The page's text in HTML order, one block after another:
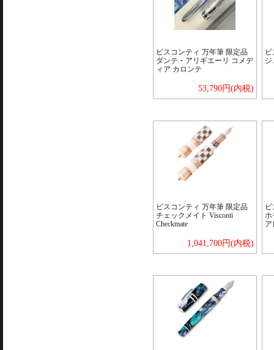
ビスコンティ 万年筆 限定品
ダンテ・アリギエーリ コメデ
ィア カロンテ
53,790円(内税)
ジ
ビスコンティ 万年筆 限定品
チェックメイト Visconti
Checkmate
1,041,700円(内税)
ホ
ア